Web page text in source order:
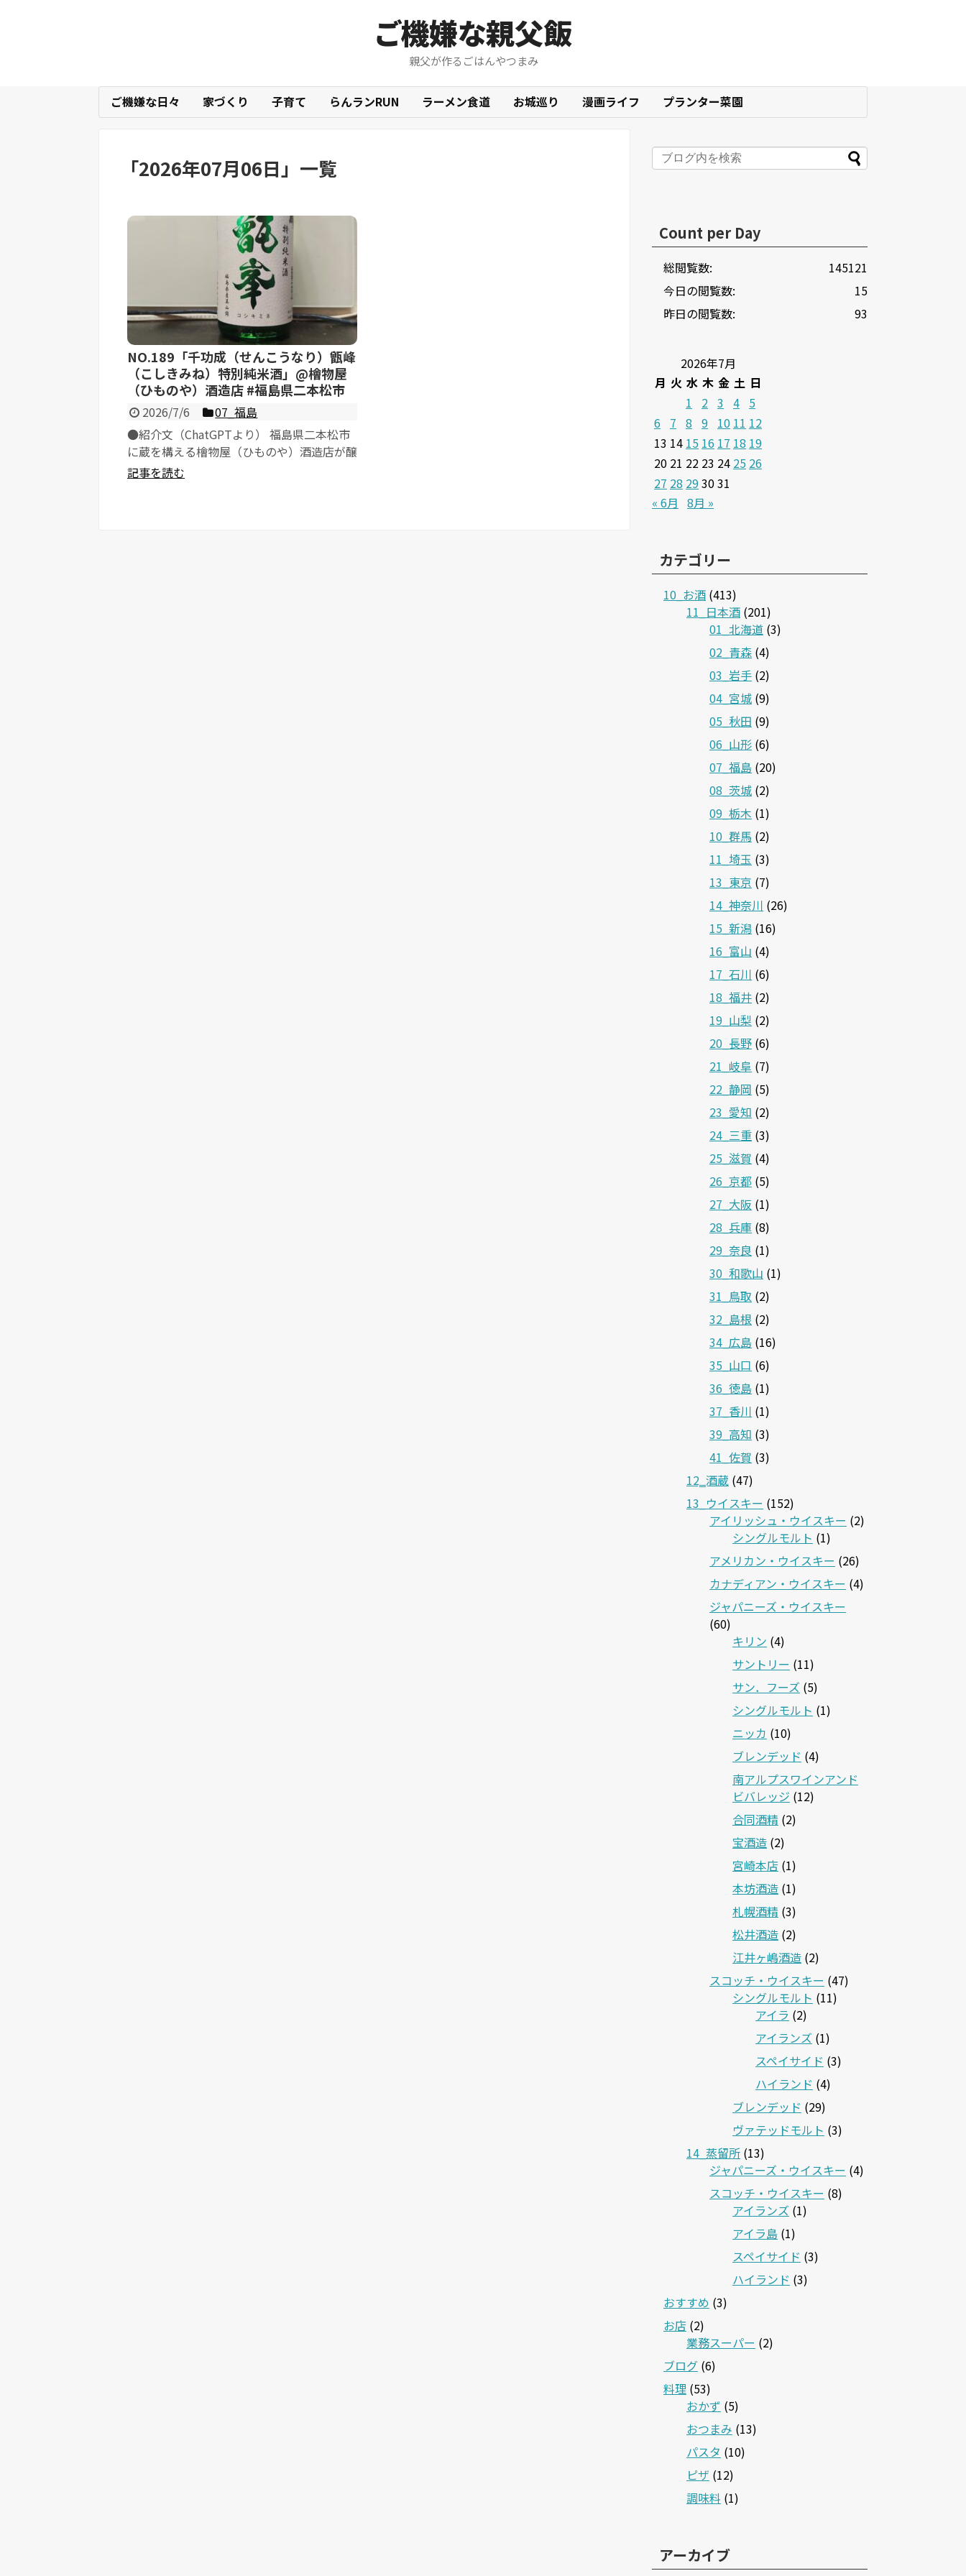
ご機嫌な親父飯
親父が作るごはんやつまみ
ご機嫌な日々 家づくり 子育て らんランRUN ラーメン食道 お城巡り 漫画ライフ プランター菜園
「2026年07月06日 」 一覧
NO.189「千功成（せんこうなり）甑峰
（こしきみね）特別純米酒」@檜物屋
（ひものや）酒造店 #福島県二本松市
2026/7/6
07_福島
●紹介文（ChatGPTより） 福島県二本松市
に蔵を構える檜物屋（ひものや）酒造店が醸
造する、こだわりを尽...
記事を読む
Count per Day
145121
総閲覧数:
15
今日の閲覧数:
93
昨日の閲覧数:
2026年7月
月 火 水 木 金 土 日
1
2 3 4 5
6
7 8 9 10 11 12
13 14 15 16 17 18 19
20 21 22 23 24 25 26
27 28 293031
« 6月 8月 »
カテゴリー
10_お酒 (413)
11_日本酒 (201)
01_北海道 (3)
02_青森 (4)
03_岩手 (2)
04_宮城 (9)
05_秋田 (9)
06_山形 (6)
07_福島 (20)
08_茨城 (2)
09_栃木 (1)
10_群馬 (2)
11_埼玉 (3)
13_東京 (7)
14_神奈川 (26)
15_新潟 (16)
16_富山 (4)
17_石川 (6)
18_福井 (2)
19_山梨 (2)
20_長野 (6)
21_岐阜 (7)
22_静岡 (5)
23_愛知 (2)
24_三重 (3)
25_滋賀 (4)
26_京都 (5)
27_大阪 (1)
28_兵庫 (8)
29_奈良 (1)
30_和歌山 (1)
31_鳥取 (2)
32_島根 (2)
34_広島 (16)
35_山口 (6)
36_徳島 (1)
37_香川 (1)
39_高知 (3)
41_佐賀 (3)
12‗酒蔵 (47)
13_ウイスキー (152)
アイリッシュ・ウイスキー (2)
シングルモルト (1)
アメリカン・ウイスキー (26)
カナディアン・ウイスキー (4)
ジャパニーズ・ウイスキー
(60)
キリン (4)
サントリー (11)
サン．フーズ (5)
シングルモルト (1)
ニッカ (10)
ブレンデッド (4)
南アルプスワインアンド
ビバレッジ (12)
合同酒精 (2)
宝酒造 (2)
宮崎本店 (1)
本坊酒造 (1)
札幌酒精 (3)
松井酒造 (2)
江井ヶ嶋酒造 (2)
スコッチ・ウイスキー (47)
シングルモルト (11)
アイラ (2)
アイランズ (1)
スペイサイド (3)
ハイランド (4)
ブレンデッド (29)
ヴァテッドモルト (3)
14_蒸留所 (13)
ジャパニーズ・ウイスキー (4)
スコッチ・ウイスキー (8)
アイランズ (1)
アイラ島 (1)
スペイサイド (3)
ハイランド (3)
おすすめ (3)
お店 (2)
業務スーパー (2)
ブログ (6)
料理 (53)
おかず (5)
おつまみ (13)
パスタ (10)
ピザ (12)
調味料 (1)
アーカイブ